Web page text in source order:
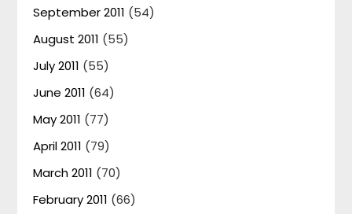
September 2011 (54)
August 2011 (55)
July 2011 (55)
June 2011 (64)
May 2011 (77)
April 2011 (79)
March 2011 (70)
February 2011 (66)